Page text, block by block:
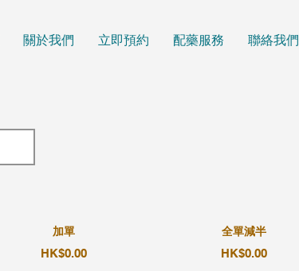
關於我們 立即預約 配藥服務 聯絡我們
加單
HK$0.00
全單減半
HK$0.00